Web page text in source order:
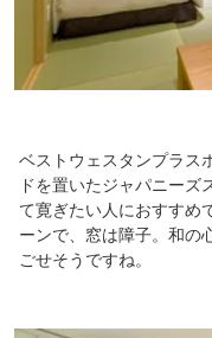
ベストウェスタンプラス
ドを置いたジャパニーズ
て寛ぎたい人におすすめ
ーンで、窓は障子。和の
ごせそうですね。